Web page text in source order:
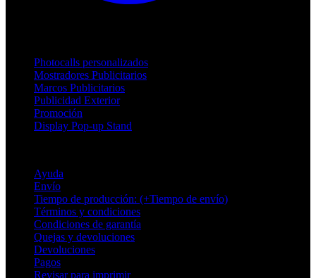
Photocalls personalizados
Mostradores Publicitarios
Marcos Publicitarios
Publicidad Exterior
Promoción
Display Pop-up Stand
Ayuda
Envío
Tiempo de producción: (+Tiempo de envío)
Términos y condiciones
Condiciones de garantía
Quejas y devoluciones
Devoluciones
Pagos
Revisar para imprimir